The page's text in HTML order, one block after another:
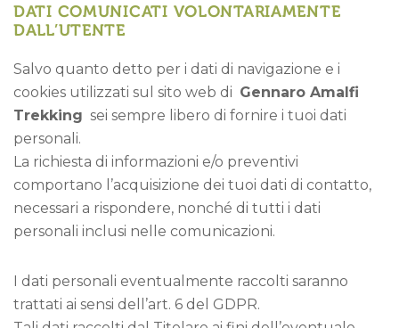
DATI COMUNICATI VOLONTARIAMENTE
DALL’UTENTE
Salvo quanto detto per i dati di navigazione e i
cookies utilizzati sul sito web di Gennaro Amalfi
Trekking sei sempre libero di fornire i tuoi dati
personali.
La richiesta di informazioni e/o preventivi
comportano l’acquisizione dei tuoi dati di contatto,
necessari a rispondere, nonché di tutti i dati
personali inclusi nelle comunicazioni.
I dati personali eventualmente raccolti saranno
trattati ai sensi dell’art. 6 del GDPR.